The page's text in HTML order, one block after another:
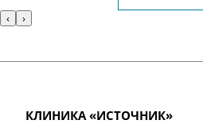
‹ ›
КЛИНИКА «ИСТОЧНИК»